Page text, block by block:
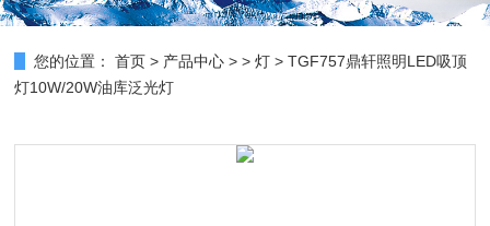
您的位置： 首页 > 产品中心 > >灯 > TGF757鼎轩照明LED吸顶
灯10W/20W油库泛光灯